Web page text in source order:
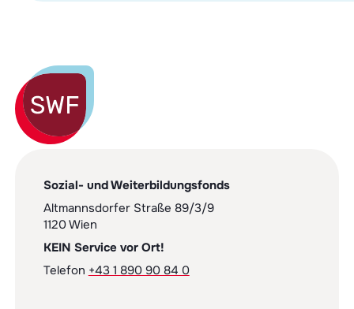
Sozial- und Weiterbildungsfonds
Altmannsdorfer Straße 89/3/9
1120 Wien
KEIN Service vor Ort!
Telefon +43 1 890 90 84 0